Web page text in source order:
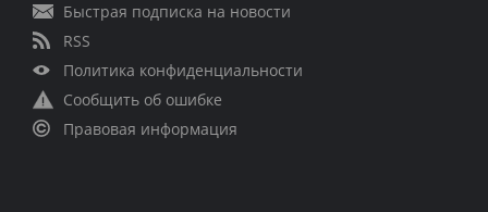
Быстрая подписка на новости
RSS
Политика конфиденциальности
Сообщить об ошибке
Правовая информация